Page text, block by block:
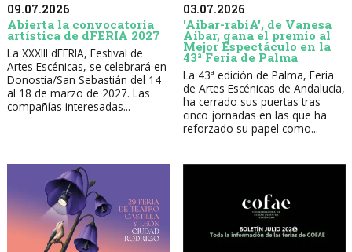
09.07.2026
Abierta la convocatoria
artística de dFERIA 2027
La XXXIII dFERIA, Festival de
Artes Escénicas, se celebrará en
Donostia/San Sebastián del 14
al 18 de marzo de 2027. Las
compañías interesadas...
03.07.2026
'Aibar-rabiA', de Vanesa
Aibar, gana el premio al
Mejor Espectáculo en la
43ª Feria de Palma
La 43ª edición de Palma, Feria
de Artes Escénicas de Andalucía,
ha cerrado sus puertas tras
cinco jornadas en las que ha
reforzado su papel como...